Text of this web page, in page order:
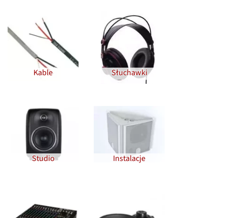
Kable Słuchawki
Studio Instalacje